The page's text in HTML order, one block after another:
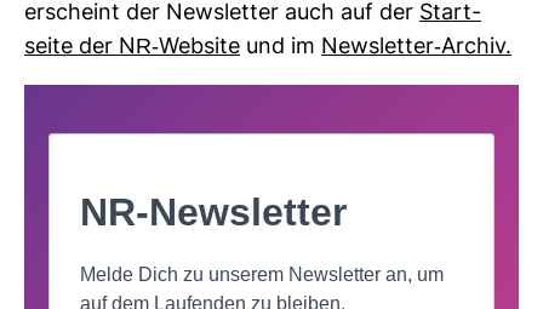
erscheint der News­letter auch auf der Start­
seite der NR-​Web­site und im News­letter-​Archiv.